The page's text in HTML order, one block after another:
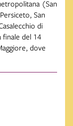
(San
San
di
finale del 14
dove